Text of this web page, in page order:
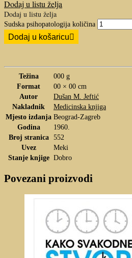
Dodaj u listu želja
Dodaj u listu želja
Sudska psihopatologija količina
Dodaj u košaricu
Težina
000 g
Format
00 × 00 cm
Autor
Dušan M. Jeftić
Nakladnik
Medicinska knjiga
Mjesto izdanja Beograd-Zagreb
Godina
1960.
Broj stranica
552
Uvez
Meki
Stanje knjige Dobro
Povezani proizvodi